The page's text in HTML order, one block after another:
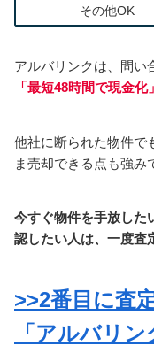
その他OK
アルバリンクは、問い
「最短48時間で現金化」
他社に断られた物件で
ま売却できる点も強み
今すぐ物件を手放した
認したい人は、一度査
>>2番目に査
「アルバリン